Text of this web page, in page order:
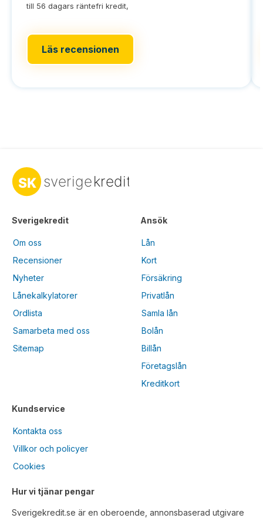
till 56 dagars räntefri kredit,
Läs recensionen
Sverigekredit
Om oss
Recensioner
Nyheter
Lånekalkylatorer
Ordlista
Samarbeta med oss
Sitemap
Kundservice
Kontakta oss
Villkor och policyer
Cookies
Ansök
Lån
Kort
Försäkring
Privatlån
Samla lån
Bolån
Billån
Företagslån
Kreditkort
Hur vi tjänar pengar
Sverigekredit.se är en oberoende, annonsbaserad utgivare